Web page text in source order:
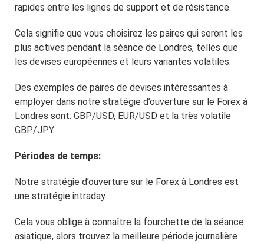
rapides entre les lignes de support et de résistance.
Cela signifie que vous choisirez les paires qui seront les
plus actives pendant la séance de Londres, telles que
les devises européennes et leurs variantes volatiles.
Des exemples de paires de devises intéressantes à
employer dans notre stratégie d’ouverture sur le Forex à
Londres sont: GBP/USD, EUR/USD et la très volatile
GBP/JPY.
Périodes de temps:
Notre stratégie d’ouverture sur le Forex à Londres est
une stratégie intraday.
Cela vous oblige à connaître la fourchette de la séance
asiatique, alors trouvez la meilleure période journalière